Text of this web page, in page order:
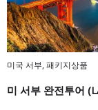
미국 서부,패키지상품